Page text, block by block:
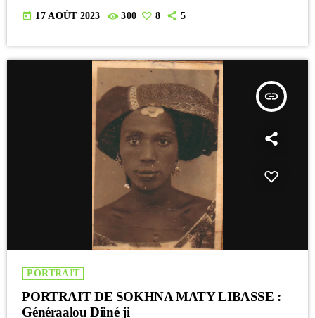
today 17 AOÛT 2023 300 8 5
insert_link
PORTRAIT
PORTRAIT DE SOKHNA MATY LIBASSE :
Généraalou Diiné ji